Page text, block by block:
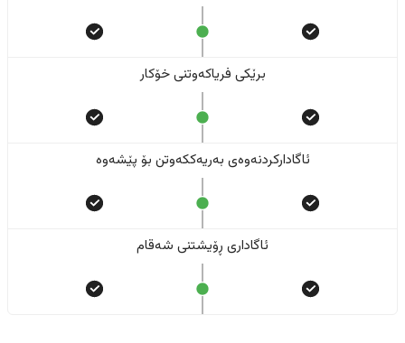
برێکی فریاکەوتنی خۆکار
ئاگادارکردنەوەی بەریەککەوتن بۆ پێشەوە
ئاگاداری ڕۆیشتنی شەقام